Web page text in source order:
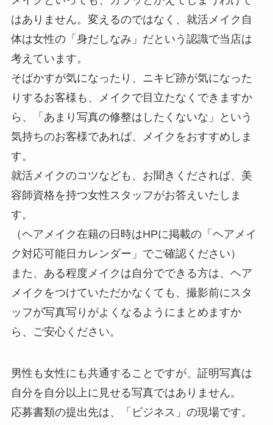
はありません。変えるのではなく、就活メイク自
体は女性の「身だしなみ」だという認識で当店は
考えています。
そばかすが気になったり、ニキビ跡が気になった
りするお客様も、メイクで目立たなくできますか
ら、「あまり写真の修整はしたくないな」という
気持ちのお客様であれば、メイクをおすすめしま
す。
就活メイクのコツなども、お聞きくだされば、美
容師資格を持つ女性スタッフがお答えいたしま
す。
（ヘアメイク在籍の日時はHPに掲載の「ヘアメイ
ク対応可能日カレンダー」でご確認ください）
また、ある程度メイクは自分でできる方は、ヘア
メイクをつけていただかなくても、撮影前にスタ
ッフが写真写りがよくなるようにまとめますか
ら、ご安心ください。
男性も女性にも共通することですが、証明写真は
自分を自分以上に見せる写真ではありません。
応募書類の提出先は、「ビジネス」の現場です。